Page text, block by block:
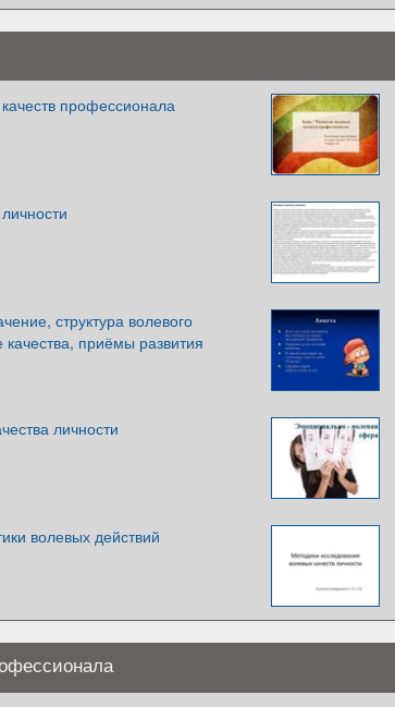
профессионала
структура волевого
качества, приёмы развития
личности
волевых действий